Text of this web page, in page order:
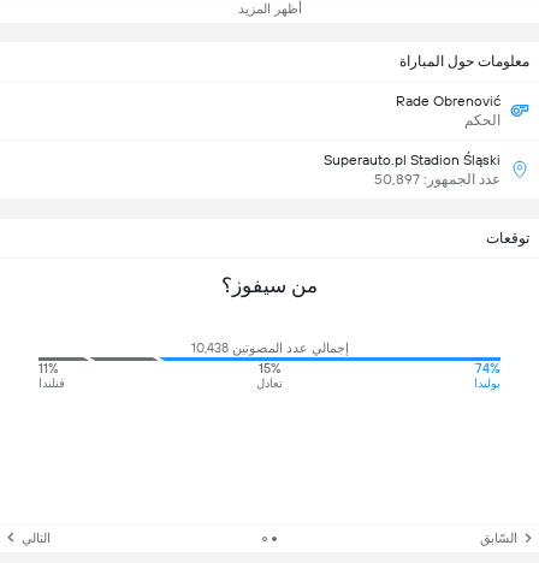
أظهر المزيد
معلومات حول المباراة
Rade Obrenović
الحكم
Superauto.pl Stadion Śląski
عدد الجمهور: 50,897
توقعات
من سيفوز؟
إجمالي عدد المصوتين 10,438
74%
بولندا
15%
تعادل
11%
فنلندا
السّابق التالي